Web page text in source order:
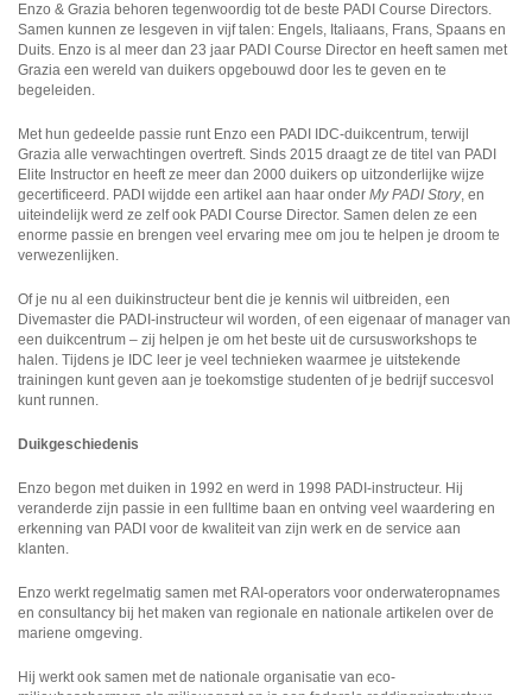
Enzo & Grazia behoren tegenwoordig tot de beste PADI Course Directors.
Samen kunnen ze lesgeven in vijf talen: Engels, Italiaans, Frans, Spaans en
Duits. Enzo is al meer dan 23 jaar PADI Course Director en heeft samen met
Grazia een wereld van duikers opgebouwd door les te geven en te
begeleiden.
Met hun gedeelde passie runt Enzo een PADI IDC-duikcentrum, terwijl
Grazia alle verwachtingen overtreft. Sinds 2015 draagt ze de titel van PADI
Elite Instructor en heeft ze meer dan 2000 duikers op uitzonderlijke wijze
gecertificeerd. PADI wijdde een artikel aan haar onder My PADI Story, en
uiteindelijk werd ze zelf ook PADI Course Director. Samen delen ze een
enorme passie en brengen veel ervaring mee om jou te helpen je droom te
verwezenlijken.
Of je nu al een duikinstructeur bent die je kennis wil uitbreiden, een
Divemaster die PADI-instructeur wil worden, of een eigenaar of manager van
een duikcentrum – zij helpen je om het beste uit de cursusworkshops te
halen. Tijdens je IDC leer je veel technieken waarmee je uitstekende
trainingen kunt geven aan je toekomstige studenten of je bedrijf succesvol
kunt runnen.
Duikgeschiedenis
Enzo begon met duiken in 1992 en werd in 1998 PADI-instructeur. Hij
veranderde zijn passie in een fulltime baan en ontving veel waardering en
erkenning van PADI voor de kwaliteit van zijn werk en de service aan
klanten.
Enzo werkt regelmatig samen met RAI-operators voor onderwateropnames
en consultancy bij het maken van regionale en nationale artikelen over de
mariene omgeving.
Hij werkt ook samen met de nationale organisatie van eco-